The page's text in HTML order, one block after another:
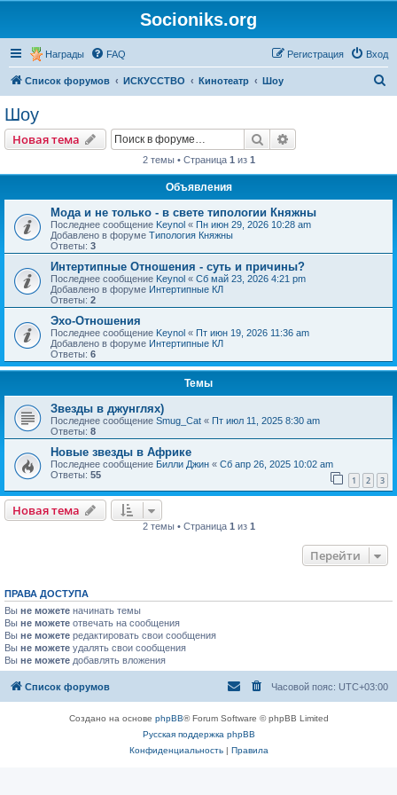
Socioniks.org
Награды FAQ Вход
Регистрация
Список форумов ИСКУССТВО Кинотеатр Шоу
Шоу
Новая тема Поиск
2 темы • Страница 1 из 1
Объявления
Мода и не только - в свете типологии Княжны
Последнее сообщение Keynol « Пн июн 29, 2026 10:28 am
Добавлено в форуме Типология Княжны
Ответы: 3
Интертипные Отношения - суть и причины?
Последнее сообщение Keynol « Сб май 23, 2026 4:21 pm
Добавлено в форуме Интертипные КЛ
Ответы: 2
Эхо-Отношения
Последнее сообщение Keynol « Пт июн 19, 2026 11:36 am
Добавлено в форуме Интертипные КЛ
Ответы: 6
Темы
Звезды в джунглях)
Последнее сообщение Smug_Cat « Пт июл 11, 2025 8:30 am
Ответы: 8
Новые звезды в Африке
Последнее сообщение Билли Джин « Сб апр 26, 2025 10:02 am
Ответы: 55 1 2 3
Новая тема
2 темы • Страница 1 из 1
Перейти
ПРАВА ДОСТУПА
Вы не можете начинать темы
Вы не можете отвечать на сообщения
Вы не можете редактировать свои сообщения
Вы не можете удалять свои сообщения
Вы не можете добавлять вложения
Список форумов Часовой пояс: UTC+03:00
Создано на основе phpBB® Forum Software © phpBB Limited
Русская поддержка phpBB
Конфиденциальность| Правила